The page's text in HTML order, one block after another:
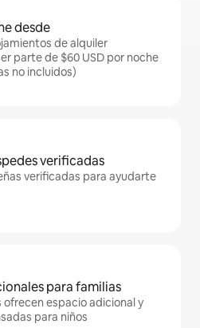
desde
de alquiler
parte de $60 USD por noche
no incluidos)
verificadas
verificadas para ayudarte
para familias
ofrecen espacio adicional y
para niños